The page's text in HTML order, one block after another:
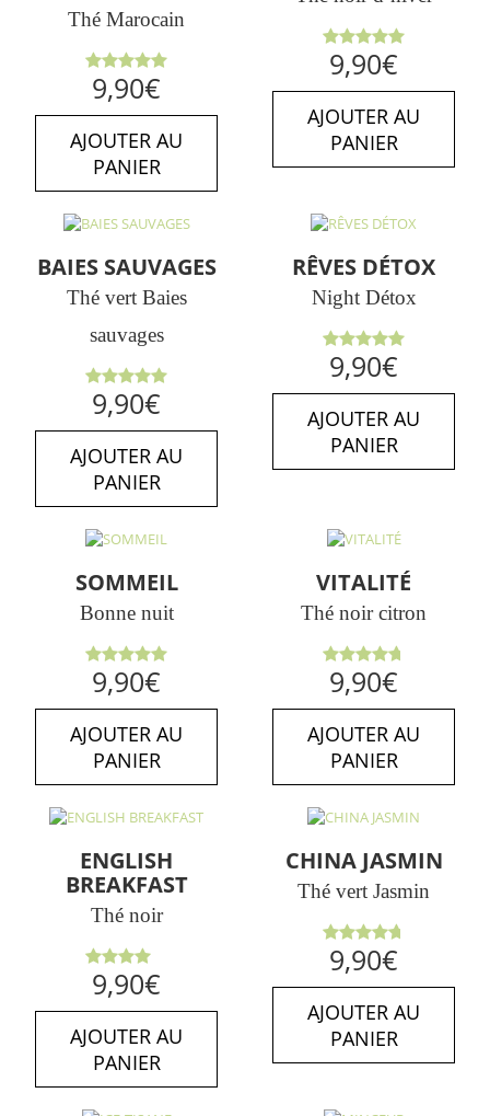
Thé Marocain
Note5.00
sur 5
9,90€
AJOUTER AU
PANIER
Note5.00
sur 5
9,90€
AJOUTER AU
PANIER
BAIES SAUVAGES
Thé vert Baies
sauvages
Note5.00
sur 5
9,90€
AJOUTER AU
PANIER
RÊVES DÉTOX
Night Détox
Note5.00
sur 5
9,90€
AJOUTER AU
PANIER
SOMMEIL
Bonne nuit
Note5.00
sur 5
9,90€
AJOUTER AU
PANIER
VITALITÉ
Thé noir citron
Note
4.75sur
5
9,90€
AJOUTER AU
PANIER
ENGLISH
BREAKFAST
Thé noir
Note
4.00
sur 5
9,90€
AJOUTER AU
PANIER
CHINA JASMIN
Thé vert Jasmin
Note
4.71sur
5
9,90€
AJOUTER AU
PANIER